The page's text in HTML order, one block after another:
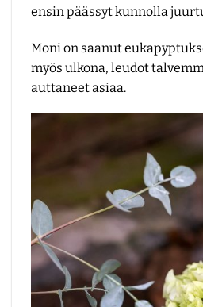
ensin päässyt kunnolla
Moni on saanut
myös ulkona, leudot
auttaneet asiaa.